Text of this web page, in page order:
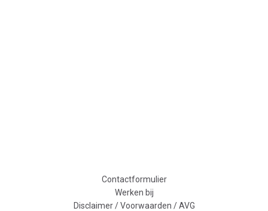
Contactformulier
Werken bij
Disclaimer / Voorwaarden / AVG